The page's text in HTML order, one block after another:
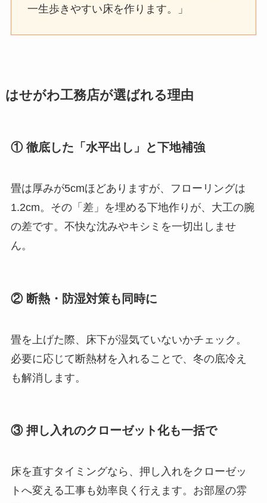
一生歩きやすい床を作ります。」
はせがわ工務店が選ばれる理由
① 徹底した「水平出し」と下地補強
畳は厚みが5cmほどありますが、フローリングは
1.2cm。その「差」を埋める下地作りが、大工の腕
の差です。不快な沈みやキシミを一切出しませ
ん。
② 断熱・防湿対策も同時に
畳を上げた際、床下が湿気ていないかチェック。
必要に応じて断熱材を入れることで、冬の底冷え
も解消します。
③ 押し入れのクローゼット化も一括で
床を直すタイミングなら、押し入れをクローゼッ
トへ変える工事も効率良く行えます。お部屋の雰